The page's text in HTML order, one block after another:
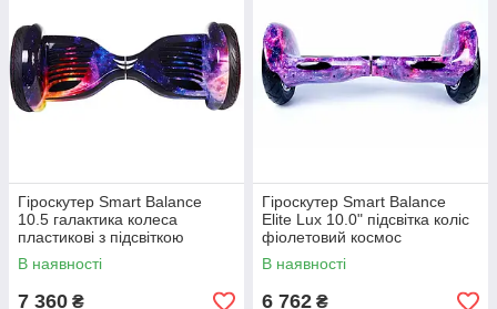
Гіроскутер Smart Balance
10.5 галактика колеса
пластикові з підсвіткою
В наявності
7 360 ₴
Гіроскутер Smart Balance
Elite Lux 10.0" підсвітка коліс
фіолетовий космос
В наявності
6 762 ₴